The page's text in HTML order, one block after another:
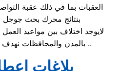
العقبات بما في ذلك عقبة
بنتائج محرك بحث
لايوجد اختلاف بين مواعيد العمل
بالمدن والمحافظات نهدف دائماً لراحة عملائنا ..
بلاغات